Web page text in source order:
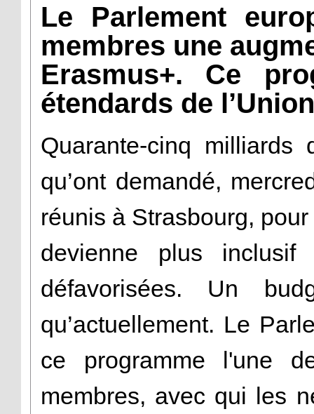
Le Parlement
membres une
Erasmus+. Ce
étendards de
Quarante-cinq milliards
qu’ont demandé,
réunis à Strasbourg,
devienne plus
défavorisées. Un
qu’actuellement. Le
ce programme l'une
membres, avec qui les